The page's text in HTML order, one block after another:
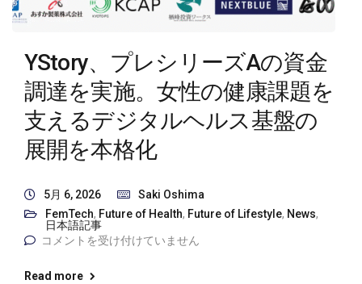
YStory、プレシリーズAの資金
調達を実施。女性の健康課題を
支えるデジタルヘルス基盤の
展開を本格化
5月 6, 2026
Saki Oshima
FemTech, Future of Health, Future of Lifestyle, News,
日本語記事
コメントを受け付けていません
Read more